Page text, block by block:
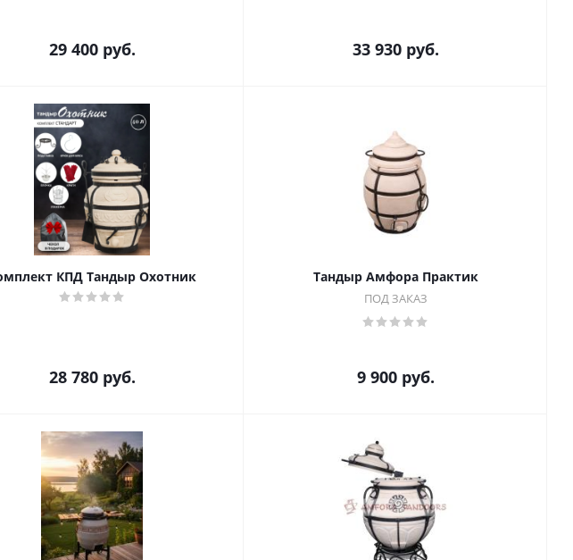
29 400руб. 33 930руб.
КПД Тандыр Охотник
28 780руб.
Тандыр Амфора Практик
ПОД ЗАКАЗ
9 900руб.